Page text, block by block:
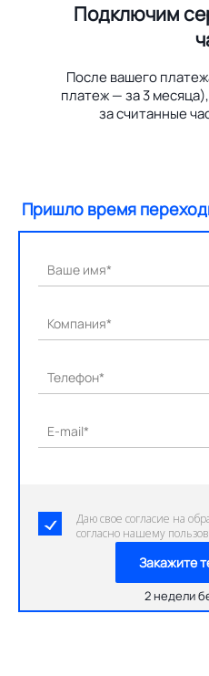
Подключим
После вашего
платеж — за 3
за считанные
Пришло время
Ваше имя*
Компания*
Телефон*
E-mail*
Даю свое согласие на
согласно нашему
Закажите
2 недели